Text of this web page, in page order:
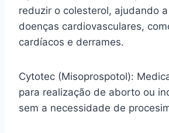
reduzir o colesterol, ajudando
doenças cardiovasculares,
cardíacos e derrames.
Cytotec (Misoprospotol):
para realização de aborto ou
sem a necessidade de